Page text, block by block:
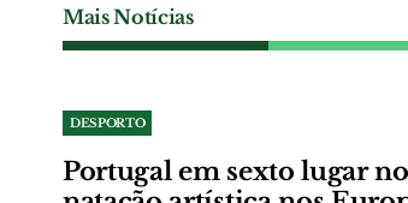
Mais Notícias
DESPORTO
Portugal em sexto lugar